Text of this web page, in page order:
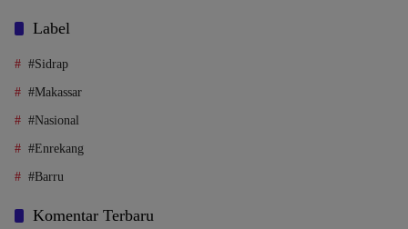
Label
#Sidrap
#Makassar
#Nasional
#Enrekang
#Barru
Komentar Terbaru